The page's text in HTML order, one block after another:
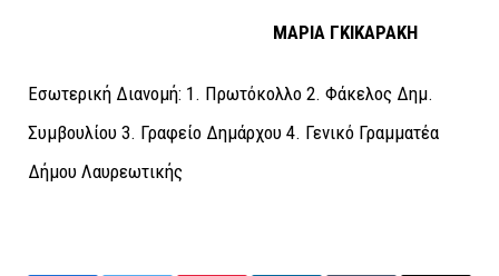
ΜΑΡΙΑ ΓΚΙΚΑΡΑΚΗ
Εσωτερική Διανομή: 1. Πρωτόκολλο 2. Φάκελος Δημ.
Συμβουλίου 3. Γραφείο Δημάρχου 4. Γενικό Γραμματέα
Δήμου Λαυρεωτικής